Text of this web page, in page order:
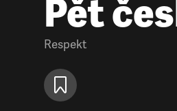
Pět
Respekt